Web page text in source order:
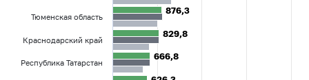
876,3
876,3
829,8
829,8
666,8
666,8
Тюменская область
Краснодарский край
Республика Татарстан